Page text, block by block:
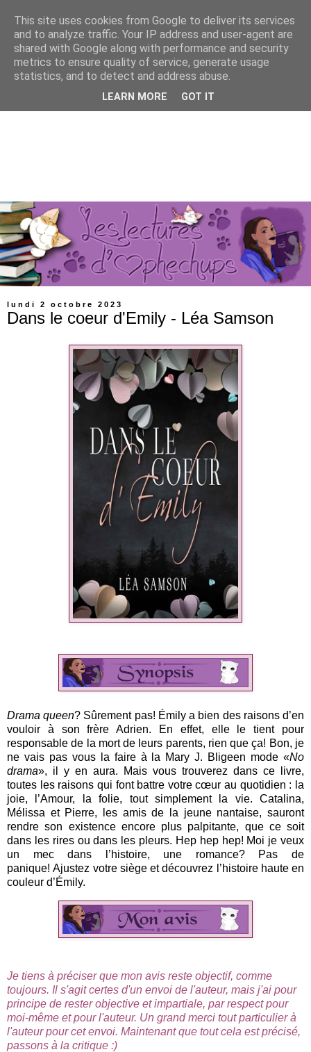
lundi 2 octobre 2023
Dans le coeur d'Emily - Léa Samson
Drama queen? Sûrement pas! Émily a bien des raisons d’en
vouloir à son frère Adrien.
En effet, elle le tient pour
responsable de la mort de leurs parents, rien que ça! Bon, je
ne vais pas vous la faire à la Mary J. Bligeen mode «No
drama», il y en aura.
Mais vous trouverez dans ce livre,
toutes les raisons qui font battre votre cœur au quotidien : la
joie, l’Amour, la folie, tout simplement la vie. Catalina,
Mélissa et Pierre, les amis de la jeune nantaise, sauront
rendre son existence encore plus palpitante, que ce soit
dans les rires ou dans les pleurs. Hep hep hep! Moi je veux
un mec dans l’histoire, une romance? Pas de
panique!Ajustez votre siège et découvrez l’histoire haute en
couleur d’Émily.
Je tiens à préciser que mon avis reste objectif, comme
toujours. Il s'agit certes d'un envoi de l'auteur, mais j'ai pour
principe de rester objective et impartiale, par respect pour
moi-même et pour l'auteur. Un grand merci tout particulier à
l'auteur pour cet envoi. Maintenant que tout cela est précisé,
passons à la critique :)
This site uses cookies from Google to deliver its services
and to analyze traffic. Your IP address and user-agent are
shared with Google along with performance and security
metrics to ensure quality of service, generate usage
statistics, and to detect and address abuse.
LEARN MORE GOT IT